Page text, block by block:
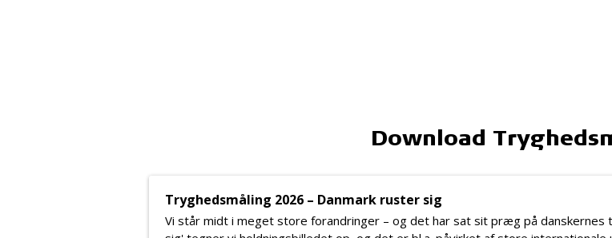
Download
Tryghedsmåling 2026 – Danmark ruster sig
Vi står midt i meget store forandringer – og det har sat sit præg på danskernes